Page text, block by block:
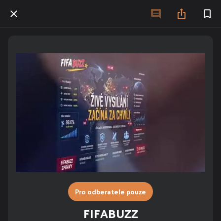
Pro odberatele pouze
FIFABUZZ